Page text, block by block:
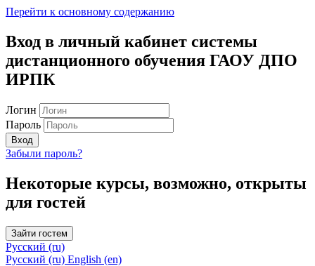
Перейти к основному содержанию
Вход в личный кабинет системы
дистанционного обучения ГАОУ ДПО
ИРПК
Логин
Пароль
Вход
Забыли пароль?
Некоторые курсы, возможно, открыты
для гостей
Зайти гостем
Русский ‎(ru)‎
Русский ‎(ru)‎ English ‎(en)‎